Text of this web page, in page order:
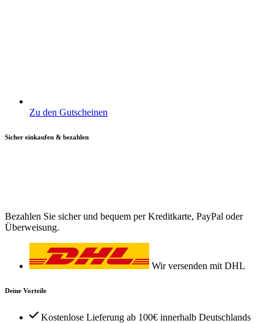
Zu den Gutscheinen
Sicher einkaufen & bezahlen
Bezahlen Sie sicher und bequem per Kreditkarte, PayPal oder
Überweisung.
Wir versenden mit DHL
Deine Vorteile
Kostenlose Lieferung ab 100€ innerhalb Deutschlands